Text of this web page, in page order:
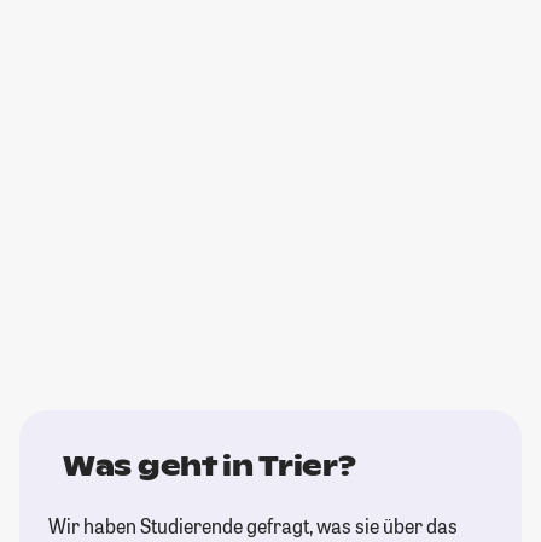
Was geht in Trier?
Wir haben Studierende gefragt, was sie über das